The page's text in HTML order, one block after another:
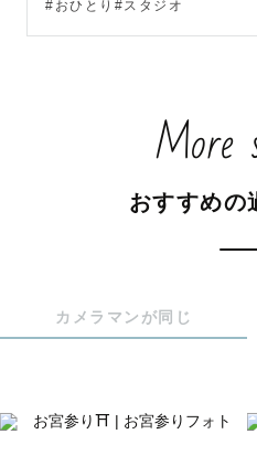
を作り上げていきましょう！
しか見られない特別な瞬間を
お子さんの目線でありのまま
せていただきます😊
※事前にLINEでお打ち合わせ
【対応エリアについて】
#おひとり#スタジオ
More
おすすめの
カメラマンが同じ